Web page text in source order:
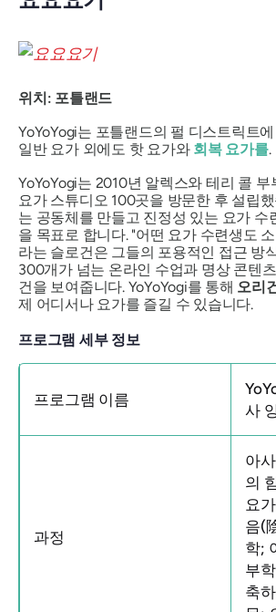
위치: 포틀랜드
YoYoYogi는 포틀랜드의 펄 디스트릭트
일반 요가 외에도 핫 요가와 회복 요가를.
YoYoYogi는 2010년 알렉스와 테리 콜 부
요가 스튜디오 100곳을 방문한 후 설립
는 공동체를 만들고 진정성 있는 요가 수
을 목표로 합니다. "어떤 요가 수련생도
라는 슬로건은 그들의 포용적인 접근 방
300개가 넘는 온라인 수업과 명상 콘텐
건을 보여줍니다. YoYoYogi를 통해 오리
제 어디서나 요가를 즐길 수 있습니다.
프로그램 세부 정보
프로그램 이름
사
과정
아
의
요
음(
학;
부
축